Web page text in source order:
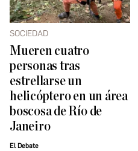
SOCIEDAD
Mueren cuatro
personas tras
estrellarse un
helicóptero en un área
boscosa de Río de
Janeiro
El Debate